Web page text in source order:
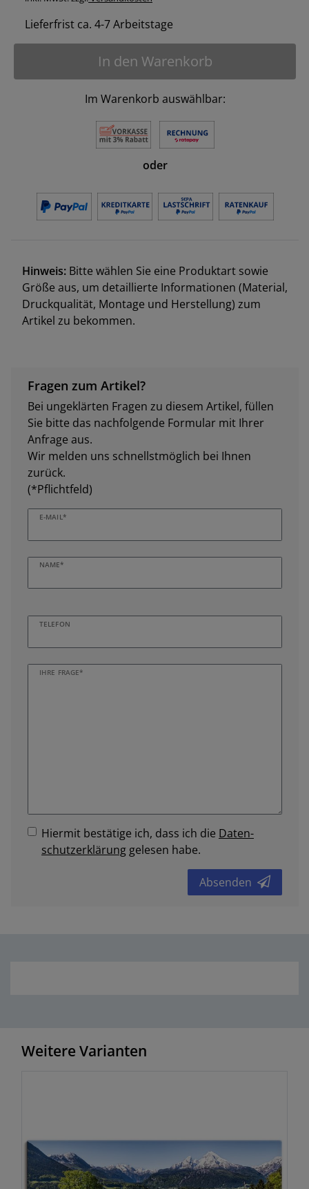
Lieferfrist ca. 4-7 Arbeitstage
In den Warenkorb
Im Warenkorb auswählbar:
oder
Hinweis: Bitte wählen Sie eine Produktart sowie
Größe aus, um detaillierte Informationen (Material,
Druckqualität, Montage und Herstellung) zum
Artikel zu bekommen.
Fragen zum Artikel?
Bei ungeklärten Fragen zu diesem Artikel, füllen
Sie bitte das nachfolgende Formular mit Ihrer
Anfrage aus.
Wir melden uns schnellstmöglich bei Ihnen
zurück.
(*Pflichtfeld)
E-MAIL*
NAME*
TELEFON
IHRE FRAGE*
Hiermit bestätige ich, dass ich die Daten­
schutz­erklärung gelesen habe.
Absenden
Weitere Varianten